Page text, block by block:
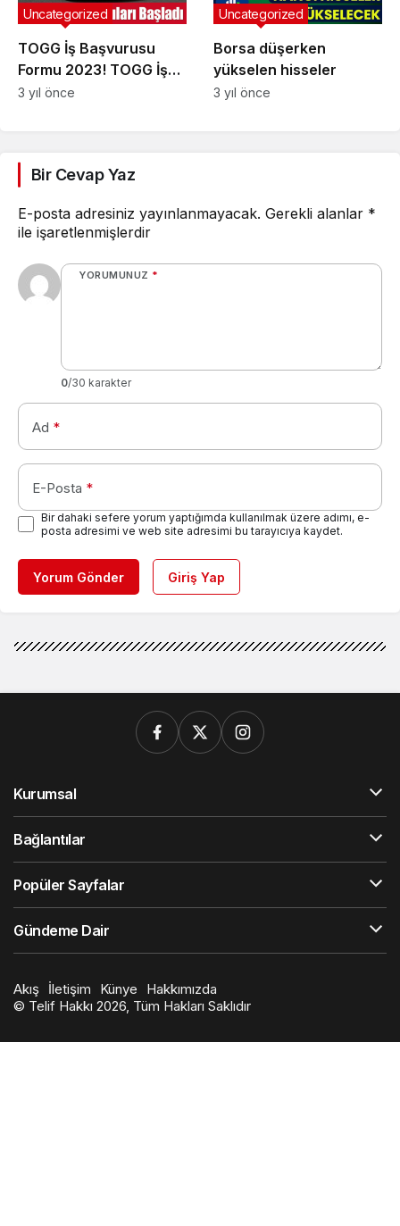
TOGG İş Başvurusu
Formu 2023! TOGG İş
İlanları ve İşçi Maaşları
Uncategorized
3 yıl önce
Borsa düşerken
yükselen hisseler
Uncategorized
3 yıl önce
Bir Cevap Yaz
E-posta adresiniz yayınlanmayacak. Gerekli alanlar *
ile işaretlenmişlerdir
YORUMUNUZ *
0/30 karakter
Ad *
E-Posta *
Bir dahaki sefere yorum yaptığımda kullanılmak üzere adımı, e-
posta adresimi ve web site adresimi bu tarayıcıya kaydet.
Yorum Gönder Giriş Yap
Kurumsal
Bağlantılar
Popüler Sayfalar
Gündeme Dair
Akış İletişim Künye
Hakkımızda
© Telif Hakkı 2026, Tüm Hakları Saklıdır